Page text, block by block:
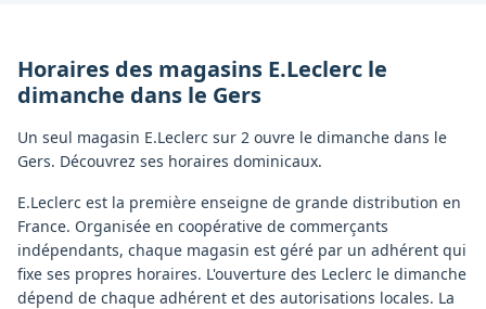
Horaires des magasins E.Leclerc le
dimanche dans le Gers
Un seul magasin E.Leclerc sur 2 ouvre le dimanche dans le
Gers. Découvrez ses horaires dominicaux.
E.Leclerc est la première enseigne de grande distribution en
France. Organisée en coopérative de commerçants
indépendants, chaque magasin est géré par un adhérent qui
fixe ses propres horaires. L'ouverture des Leclerc le dimanche
dépend de chaque adhérent et des autorisations locales. La